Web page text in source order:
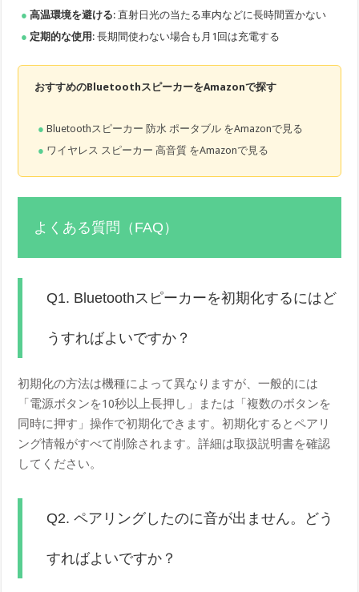
高温環境を避ける: 直射日光の当たる車内などに長時間置かない
定期的な使用 : 長期間使わない場合も月1回は充電する
おすすめのBluetoothスピーカーをAmazonで探す
Bluetoothスピーカー 防水 ポータブル をAmazonで見る
ワイヤレス スピーカー 高音質 をAmazonで見る
よくある質問（FAQ）
Q1. Bluetoothスピーカーを初期化するにはど
うすればよいですか？
初期化の方法は機種によって異なりますが、一般的には
「電源ボタンを10秒以上長押し」または「複数のボタンを
同時に押す」操作で初期化できます。初期化するとペアリ
ング情報がすべて削除されます。詳細は取扱説明書を確認
してください。
Q2. ペアリングしたのに音が出ません。どう
すればよいですか？